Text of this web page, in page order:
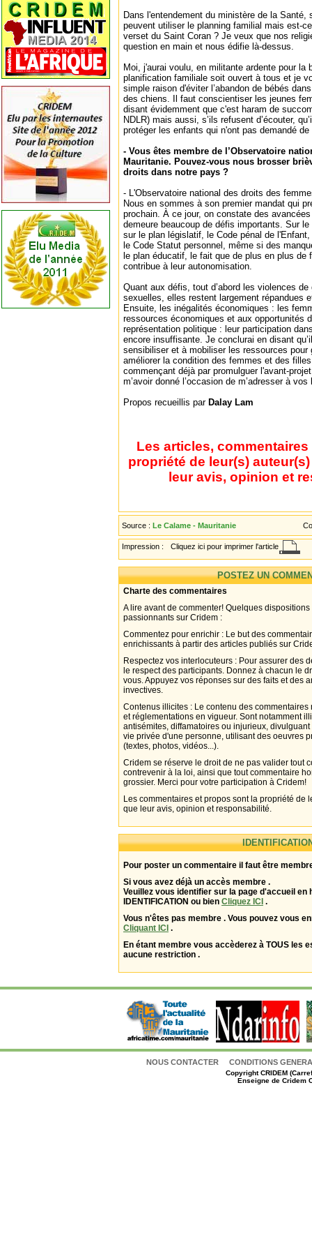
Dans l'entendement du ministère de la Santé,
peuvent utiliser le planning familial mais est-
verset du Saint Coran ? Je veux que nos
question en main et nous édifie là-dessus.
Moi, j'aurai voulu, en militante ardente pour la
planification familiale soit ouvert à tous et je
simple raison d'éviter l’abandon de bébés
des chiens. Il faut conscientiser les jeunes
disant évidemment que c'est haram de
NDLR) mais aussi, s’ils refusent d’écouter,
protéger les enfants qui n'ont pas demandé
- Vous êtes membre de l’Observatoire
Mauritanie. Pouvez-vous nous brosser
droits dans notre pays ?
- L'Observatoire national des droits des
Nous en sommes à son premier mandat qui
prochain. À ce jour, on constate des
demeure beaucoup de défis importants. Sur
sur le plan législatif, le Code pénal de
le Code Statut personnel, même si des
le plan éducatif, le fait que de plus en plus
contribue à leur autonomisation.
Quant aux défis, tout d’abord les violences
sexuelles, elles restent largement répandues
Ensuite, les inégalités économiques : les
ressources économiques et aux opportunités
représentation politique : leur participation
encore insuffisante. Je conclurai en disant
sensibiliser et à mobiliser les ressources pour
améliorer la condition des femmes et des
commençant déjà par promulguer l'avant-
m’avoir donné l’occasion de m’adresser à
Propos recueillis par Dalay Lam
Les articles,
propriété de leur(s)
leur avis, opinion et
Source : Le Calame - Mauritanie
Impression : Cliquez ici pour imprimer l'article
POSTEZ UN
Charte des commentaires
A lire avant de commenter! Quelques
passionnants sur Cridem :
Commentez pour enrichir : Le but des
enrichissants à partir des articles publiés sur
Respectez vos interlocuteurs : Pour assurer des
le respect des participants. Donnez à chacun le
vous. Appuyez vos réponses sur des faits et des
invectives.
Contenus illicites : Le contenu des
et réglementations en vigueur. Sont notamment
antisémites, diffamatoires ou injurieux,
vie privée d'une personne, utilisant des oeuvres
(textes, photos, vidéos...).
Cridem se réserve le droit de ne pas valider tout
contrevenir à la loi, ainsi que tout commentaire
grossier. Merci pour votre participation à Cridem!
Les commentaires et propos sont la propriété de
que leur avis, opinion et responsabilité.
Pour poster un commentaire il faut être
Si vous avez déjà un accès membre .
Veuillez vous identifier sur la page d'accueil en
IDENTIFICATION ou bien Cliquez ICI .
Vous n'êtes pas membre . Vous pouvez vous
Cliquant ICI .
En étant membre vous accèderez à TOUS les
aucune restriction .
NOUS CONTACTER CONDITIONS
CopyrightCRIDEM
Enseigne de Cridem